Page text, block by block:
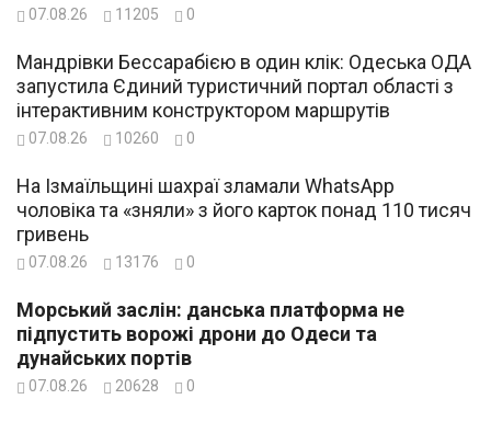
07.08.26 11205 0
Мандрівки Бессарабією в один клік: Одеська ОДА
запустила Єдиний туристичний портал області з
інтерактивним конструктором маршрутів
07.08.26 10260 0
На Ізмаїльщині шахраї зламали WhatsApp
чоловіка та «зняли» з його карток понад 110 тисяч
гривень
07.08.26 13176 0
Морський заслін: данська платформа не
підпустить ворожі дрони до Одеси та
дунайських портів
07.08.26 20628 0